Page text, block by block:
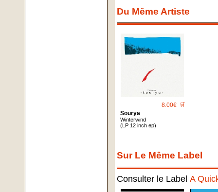
Du Même Artiste
8.00€ 🛒
Sourya
Winterwind
(LP 12 inch ep)
Sur Le Même Label
Consulter le LabelA